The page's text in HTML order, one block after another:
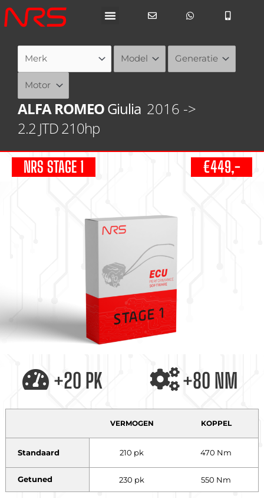
Ga
naar
ALFA ROMEOGiulia 2016 ->
2.2 JTD 210hp
NRS STAGE 1 €449,-
+20 PK +80 NM
VERMOGEN KOPPEL
Standaard 210 pk 470 Nm
Getuned 230 pk 550 Nm